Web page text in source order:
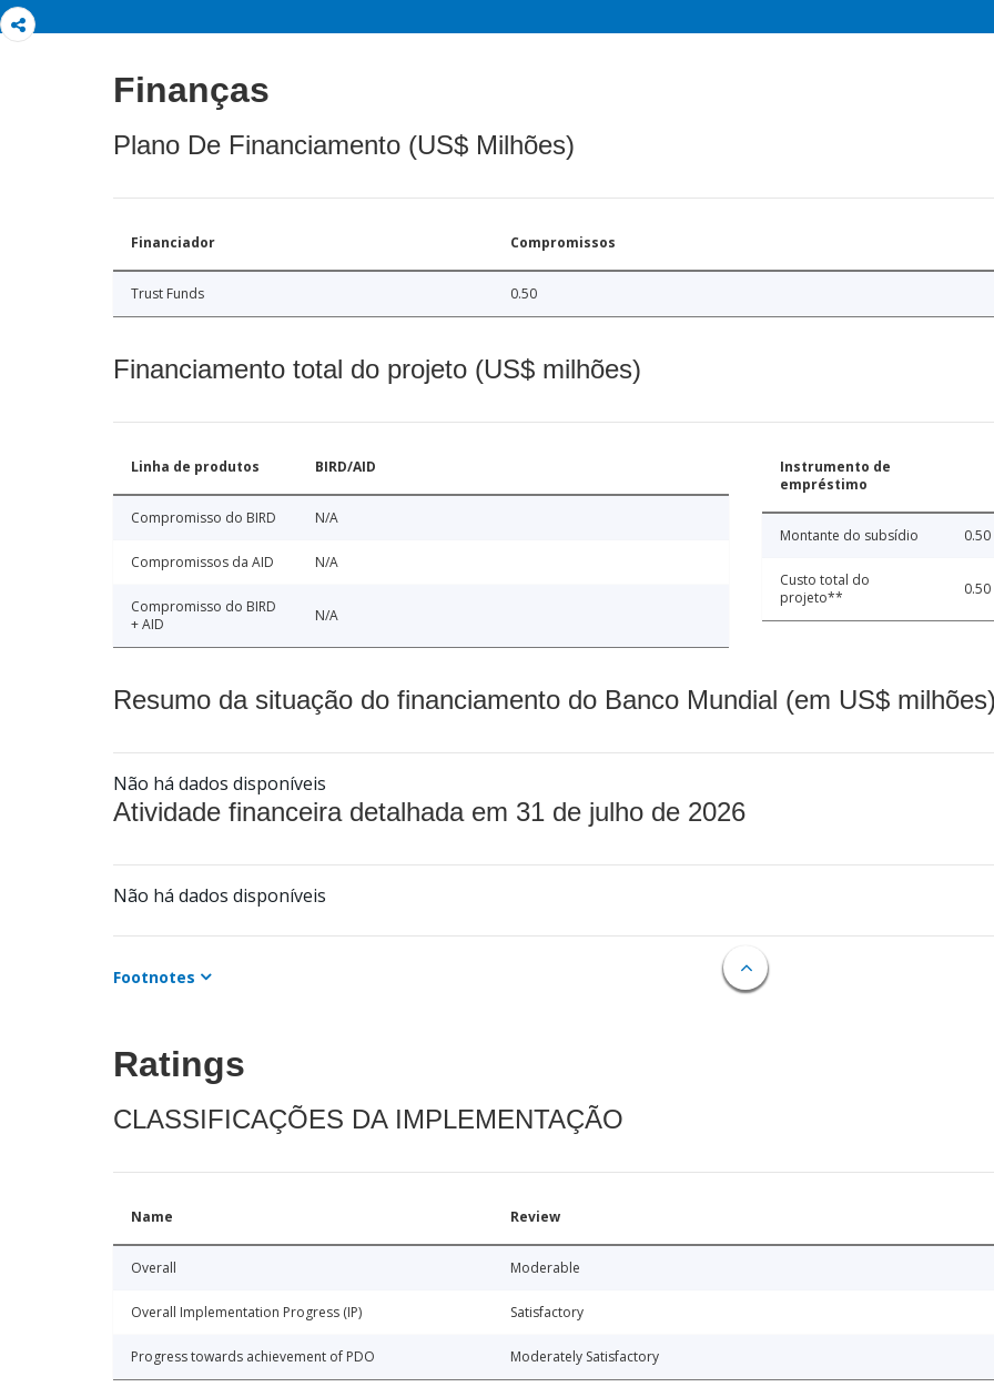
Finanças
Plano De Financiamento (US$ Milhões)
Financiador Compromissos
Trust Funds 0.50
Financiamento total do projeto (US$ milhões)
Linha de produtos BIRD/AID
Compromisso do BIRD N/A
Compromissos da AID N/A
Compromisso do BIRD
+ AID
N/A
Instrumento de
empréstimo
Montante do subsídio 0.50
Custo total do
projeto**
0.50
Resumo da situação do financiamento do Banco Mundial (em US$
Não há dados disponíveis
Atividade financeira detalhada em 31 de julho de 2026
Não há dados disponíveis
Footnotes
Ratings
CLASSIFICAÇÕES DA IMPLEMENTAÇÃO
Name Review
Overall Moderable
Overall Implementation Progress (IP) Satisfactory
Progress towards achievement of PDO Moderately Satisfactory